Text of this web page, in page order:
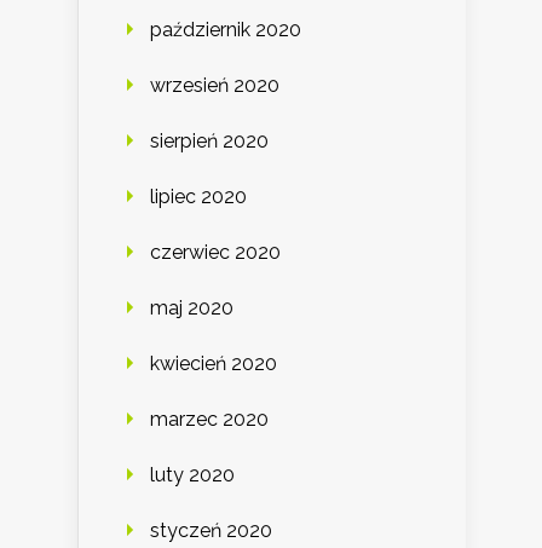
październik 2020
wrzesień 2020
sierpień 2020
lipiec 2020
czerwiec 2020
maj 2020
kwiecień 2020
marzec 2020
luty 2020
styczeń 2020